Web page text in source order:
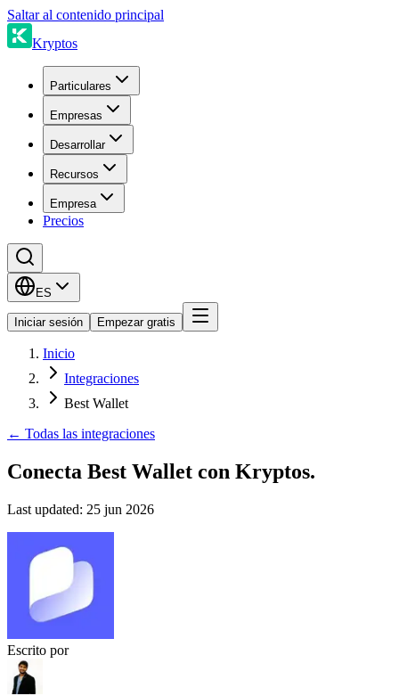
Saltar al contenido principal
Kryptos
Particulares
Empresas
Desarrollar
Recursos
Empresa
Precios
ES
Iniciar sesión Empezar gratis
Inicio
Integraciones
Best Wallet
← Todas las integraciones
Conecta Best Wallet con Kryptos.
Last updated: 25 jun 2026
Escrito por